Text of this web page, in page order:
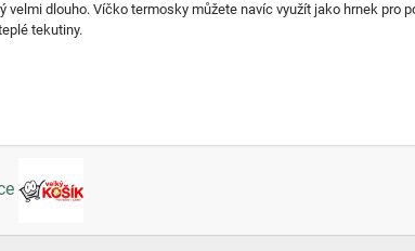
dlouho. Víčko termosky můžete navíc využít jako hrnek pro
tekutiny.